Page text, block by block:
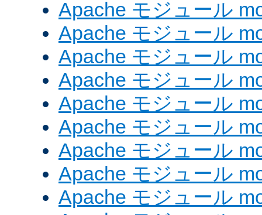
Apache モジュール
Apache モジュール
Apache モジュール
Apache モジュール
Apache モジュール
Apache モジュール
Apache モジュール
Apache モジュール
Apache モジュール